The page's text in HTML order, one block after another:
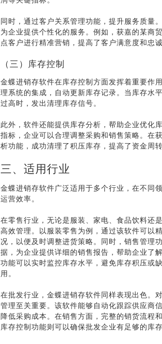
推荐
有礼
介绍客户豪礼
相送
联系我
们
在
同时，通过客户关系管理功能，提升服务质量
为企业提供个性化的服务。例如，获嘉的某商
点客户进行精准营销，提高了客户满意度和忠诚
（三）库存控制
金蝶进销存软件在库存控制方面发挥着重要作
理系统的集成，自动更新库存记录。当库存水
过高时，发出清理库存信号。
此外，软件还能提供库存分析，帮助企业优化
指标，企业可以合理调整采购和销售策略。在
析功能，成功清理了积压库存，提高了资金周转
三、适用行业
金蝶进销存软件广泛适用于多个行业，在不同
运营效率。
在零售行业，无论是服装、家电、食品饮料还
高效管理。以服装零售为例，通过该软件可以
况，以便及时调整进货策略。同时，销售管理
据，为企业提供详细的销售报告，帮助企业了
功能可以实时监控库存水平，避免库存积压或
用。
在批发行业，金蝶进销存软件同样表现出色。
管理至关重要。该软件能够自动化跟踪供应商
降低采购成本。在销售方面，完整的销货流程
库存控制功能则可以确保批发企业有足够的库